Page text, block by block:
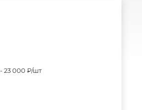
- 23 000 ₽/шт